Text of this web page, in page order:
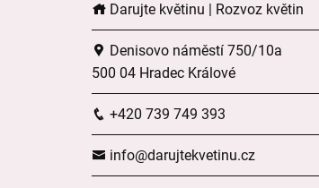
Darujte květinu | Rozvoz květin
Denisovo náměstí 750/10a
500 04 Hradec Králové
+420 739 749 393
info@darujtekvetinu.cz